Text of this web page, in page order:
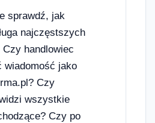
sprawdź, jak
najczęstszych
handlowiec
wiadomość jako
Czy
wszystkie
Czy po